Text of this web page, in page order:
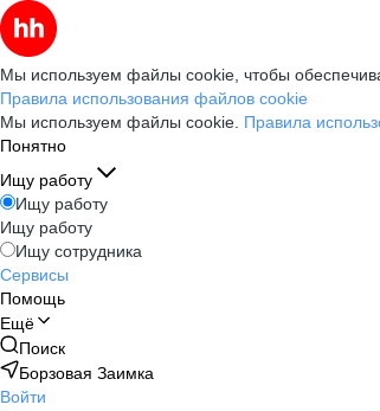
Мы используем файлы cookie, чтобы
Правила использования файлов cookie
Мы используем файлы cookie. Правила
Понятно
Ищу работу
Ищу работу
Ищу работу
Ищу сотрудника
Сервисы
Помощь
Ещё
Поиск
Борзовая Заимка
Войти